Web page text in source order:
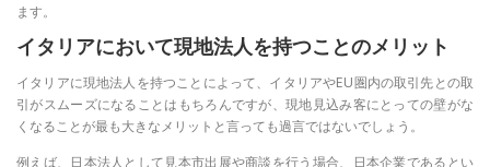
ます。
イタリアにおいて現地法人を持つことのメリット
イタリアに現地法人を持つことによって、イタリアやEU圏内の取引先との取
引がスムーズになることはもちろんですが、現地見込み客にとっての壁がな
くなることが最も大きなメリットと言っても過言ではないでしょう。
例えば、日本法人として見本市出展や商談を行う場合、日本企業であるとい